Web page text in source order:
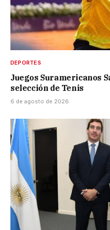
DEPORTES
Juegos Suramericanos
selección de Tenis
6 de agosto de 2026